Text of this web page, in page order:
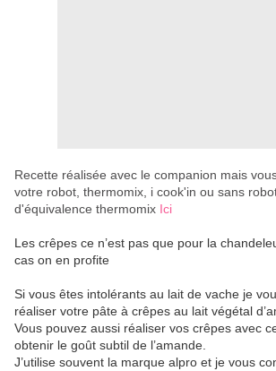
Recette réalisée avec le companion mais
votre robot, thermomix, i cook'in ou sans
d'équivalence thermomix Ici
Les crêpes ce n’est pas que pour la
cas on en profite
Si vous êtes intolérants au lait de vache je
réaliser votre pâte à crêpes au lait végétal
Vous pouvez aussi réaliser vos crêpes avec
obtenir le goût subtil de l’amande.
J’utilise souvent la marque alpro et je vous